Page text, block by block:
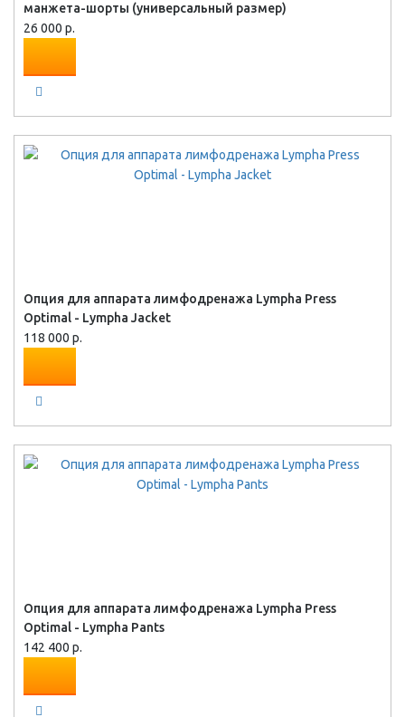
манжета-шорты (универсальный размер)
26 000 р.
Опция для аппарата лимфодренажа Lympha Press
Optimal - Lympha Jacket
118 000 р.
Опция для аппарата лимфодренажа Lympha Press
Optimal - Lympha Pants
142 400 р.